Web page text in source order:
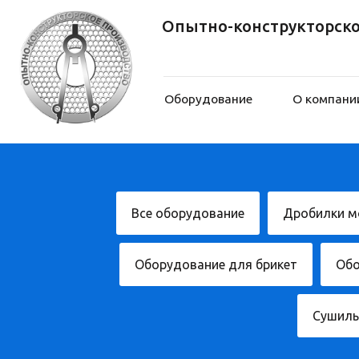
Опытно-конструкторское
Все оборудование Дробилки
Оборудование для брикет